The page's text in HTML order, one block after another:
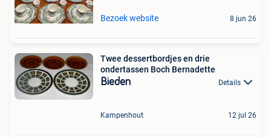
Bezoek website 8 jun 26
Twee dessertbordjes en drie
ondertassen Boch Bernadette
Bieden Details
Kampenhout 12 jul 26